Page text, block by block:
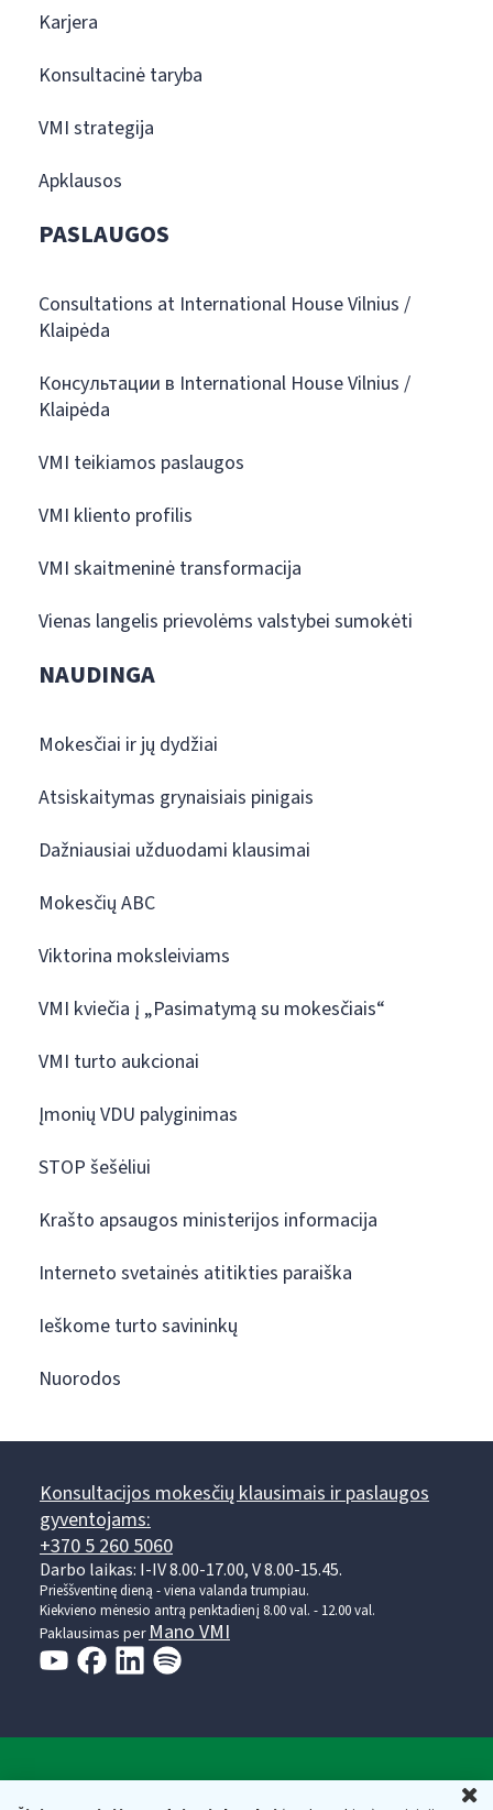
Karjera
Konsultacinė taryba
VMI strategija
Apklausos
PASLAUGOS
Consultations at International House Vilnius /
Klaipėda
Консультации в International House Vilnius /
Klaipėda
VMI teikiamos paslaugos
VMI kliento profilis
VMI skaitmeninė transformacija
Vienas langelis prievolėms valstybei sumokėti
NAUDINGA
Mokesčiai ir jų dydžiai
Atsiskaitymas grynaisiais pinigais
Dažniausiai užduodami klausimai
Mokesčių ABC
Viktorina moksleiviams
VMI kviečia į „Pasimatymą su mokesčiais“
VMI turto aukcionai
Įmonių VDU palyginimas
STOP šešėliui
Krašto apsaugos ministerijos informacija
Interneto svetainės atitikties paraiška
Ieškome turto savininkų
Nuorodos
Konsultacijos mokesčių klausimais ir paslaugos
gyventojams:
+370 5 260 5060
Darbo laikas: I-IV 8.00-17.00, V 8.00-15.45.
Prieššventinę dieną - viena valanda trumpiau.
Kiekvieno mėnesio antrą penktadienį 8.00 val. - 12.00 val.
Paklausimas per Mano VMI